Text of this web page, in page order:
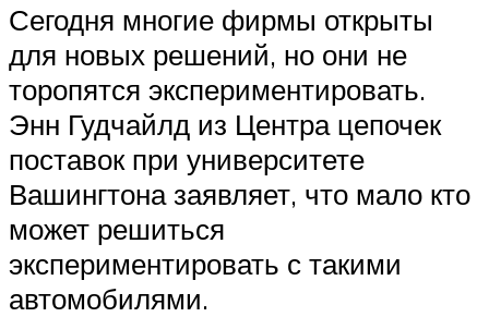
Сегодня многие фирмы открыты
для новых решений, но они не
торопятся экспериментировать.
Энн Гудчайлд из Центра цепочек
поставок при университете
Вашингтона заявляет, что мало кто
может решиться
экспериментировать с такими
автомобилями.